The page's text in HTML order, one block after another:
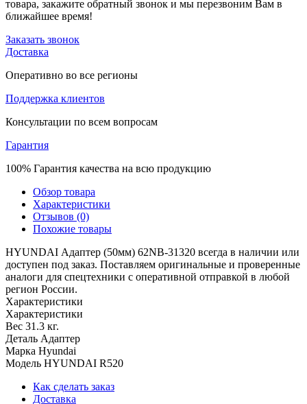
товара, закажите обратный звонок и мы перезвоним Вам в
ближайшее время!
Заказать звонок
Доставка
Оперативно во все регионы
Поддержка клиентов
Консультации по всем вопросам
Гарантия
100% Гарантия качества на всю продукцию
Обзор товара
Характеристики
Отзывов (0)
Похожие товары
HYUNDAI Адаптер (50мм) 62NB-31320 всегда в наличии или
доступен под заказ. Поставляем оригинальные и проверенные
аналоги для спецтехники с оперативной отправкой в любой
регион России.
Характеристики
Характеристики
Вес 31.3 кг.
Деталь Адаптер
Марка Hyundai
Модель HYUNDAI R520
Как сделать заказ
Доставка